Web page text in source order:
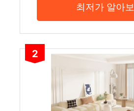
최저가 알아
2